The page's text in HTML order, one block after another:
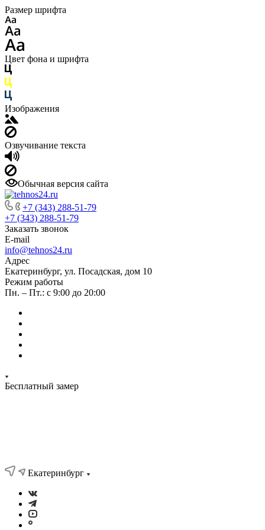
Размер шрифта
Цвет фона и шрифта
Изображения
Озвучивание текста
Обычная версия сайта
+7 (343) 288-51-79
+7 (343) 288-51-79
Заказать звонок
E-mail
info@tehnos24.ru
Адрес
Екатеринбург, ул. Посадская, дом 10
Режим работы
Пн. – Пт.: с 9:00 до 20:00
Бесплатный замер
Екатеринбург